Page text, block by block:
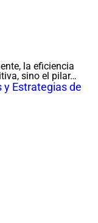
la eficiencia
sino el pilar…
y Estrategias de